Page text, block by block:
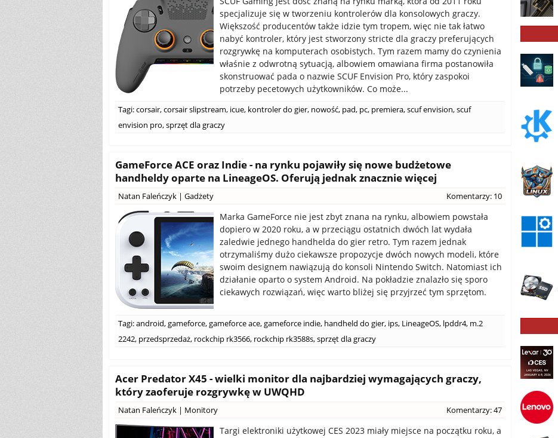
specjalizuje się w tworzeniu kontrolerów dla konsolowych graczy.
Większość producentów także idzie tym tropem, więc nie tak łatwo
nabyć kontroler, który jest stworzony stricte dla graczy preferujących
rozgrywkę na komputerach osobistych. Tym razem mamy do czynienia
właśnie z odwrotną sytuacją, albowiem omawiana firma postanowiła
skonstruować pada o nazwie SCUF Envision Pro, który zaspokoi
potrzeby pecetowych użytkowników. Co może...
Tagi:corsair,corsair slipstream, icue, kontroler do gier, nowość, pad, pc, premiera,scuf envision,scuf
envision pro,sprzęt dla graczy
GameForce ACE oraz Indie - na rynku pojawiły się nowe budżetowe
handheldy oparte na LineageOS. Oferują jednak znacznie więcej
Natan Faleńczyk | Gadżety Komentarzy: 10
Marka GameForce nie jest zbyt znana na rynku, albowiem powstała
dopiero w 2020 roku, a w przeciągu ostatnich dwóch lat wydała
zaledwie jednego handhelda do gier retro. Tym razem jednak
otrzymaliśmy dużo ciekawsze propozycje dwóch nowych modeli, które
swoim designem nawiązują do konsoli Nintendo Switch. Natomiast ich
działanie oparto o system Android. Na pokładzie znalazło się sporo
ciekawych rozwiązań, więc warto bliżej się przyjrzeć tym sprzętom.
Tagi:android,gameforce,gameforce ace,gameforce indie, handheld do gier, ips, LineageOS, lpddr4, m.2
2242, przedsprzedaż, rockchip rk3566, rockchip rk3588s,sprzęt dla graczy
Acer Predator X45 - wielki monitor dla najbardziej wymagających graczy,
który zaoferuje rozgrywkę w UWQHD
Natan Faleńczyk | Monitory Komentarzy: 47
Targi elektroniki użytkowej CES 2023 miały miejsce na początku roku, a